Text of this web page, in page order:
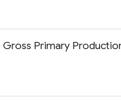
Gross Primary